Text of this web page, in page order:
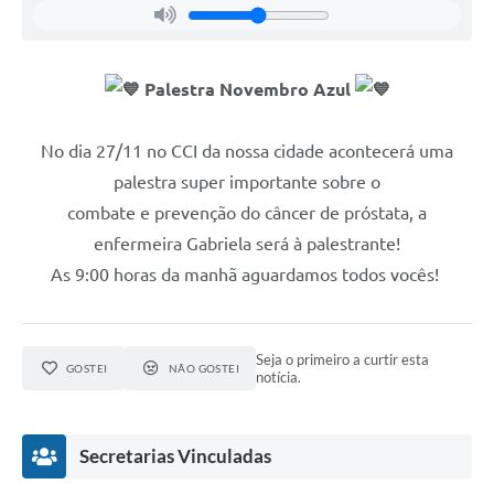
Palestra Novembro Azul
No dia 27/11 no CCI da nossa cidade acontecerá uma
palestra super importante sobre o
combate e prevenção do câncer de próstata, a
enfermeira Gabriela será à palestrante!
As 9:00 horas da manhã aguardamos todos vocês!
GOSTEI NÃO GOSTEI
Seja o primeiro a curtir esta
notícia.
Secretarias Vinculadas